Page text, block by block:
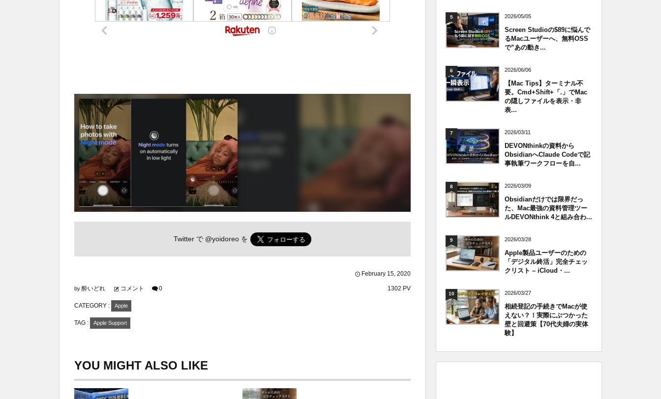
Twitter で @yoidoreo を
February 15, 2020
by 酔いどれ コメント 0 1302 PV
CATEGORY : Apple
TAG : Apple Support
YOU MIGHT ALSO LIKE
5 2026/05/05
Screen Studioの$89に悩んで
るMacユーザーへ、無料OSS
で”あの動き...
6 2026/06/06
【Mac Tips】ターミナル不
要。Cmd+Shift+「.」でMac
の隠しファイルを表示・非
表...
7 2026/03/11
DEVONthinkの資料から
ObsidianへClaude Codeで記
事執筆ワークフローを自...
8 2026/03/09
Obsidianだけでは限界だっ
た、Mac最強の資料管理ツー
ルDEVONthink 4と組み合わ...
9 2026/03/28
Apple製品ユーザーのための
「デジタル終活」完全チェッ
クリスト – iCloud・...
10 2026/03/27
相続登記の手続きでMacが使
えない？！実際にぶつかった
壁と回避策【70代夫婦の実体
験】